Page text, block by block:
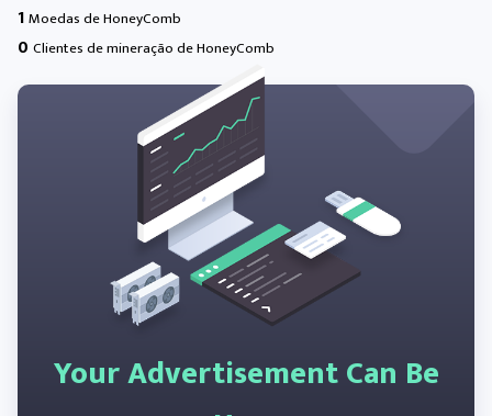
1Moedas de HoneyComb
0 Clientes de mineração de HoneyComb
Your Advertisement Can Be